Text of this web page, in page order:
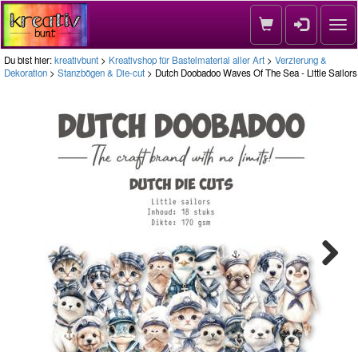
Du bist hier:kreativbunt > Kreativshop für Bastelmaterial aller Art > Verzierung &
Dekoration > Stanzbögen & Die-cut > Dutch Doobadoo Waves Of The Sea - Little Sailors